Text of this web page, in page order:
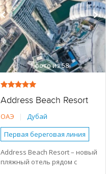
1фото из 58
Address Beach Resort
ОАЭ
Дубай
Первая береговая линия
Наличие туристической
инфраструктуры рядом
Address Beach Resort – новый
пляжный отель рядом с